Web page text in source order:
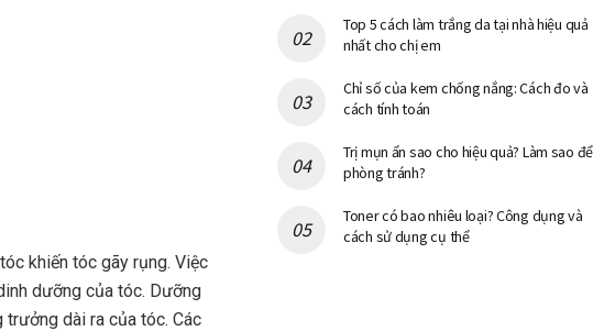
khiến tóc gãy rụng. Việc
dưỡng của tóc. Dưỡng
dài ra của tóc. Các
Top 5 cách làm trắng da tại nhà hiệu quả
nhất cho chị em
Chỉ số của kem chống nắng: Cách đo và
cách tính toán
Trị mụn ẩn sao cho hiệu quả? Làm sao để
phòng tránh?
Toner có bao nhiêu loại? Công dụng và
cách sử dụng cụ thể